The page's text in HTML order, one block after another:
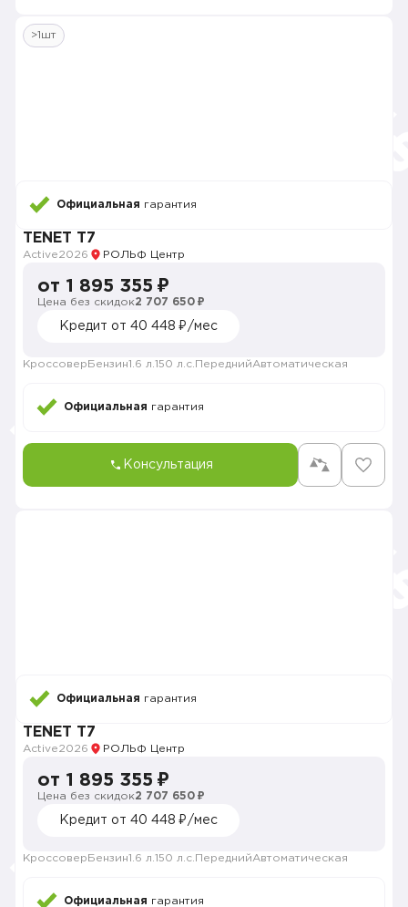
>1шт
Официальная гарантия
TENET T7
Active2026 РОЛЬФ Центр
от 1 895 355 ₽
Цена без скидок2 707 650 ₽
Кредит от 40 448 ₽/мес
Кроссовер Бензин1.6 л. 150 л.с. ПереднийАвтоматическая
Официальная гарантия
Консультация
Официальная гарантия
TENET T7
Active2026 РОЛЬФ Центр
от 1 895 355 ₽
Цена без скидок2 707 650 ₽
Кредит от 40 448 ₽/мес
Кроссовер Бензин1.6 л. 150 л.с. ПереднийАвтоматическая
Официальная гарантия